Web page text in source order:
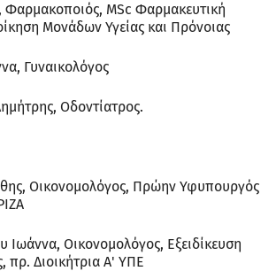
Φαρμακοποιός, MSc Φαρμακευτική
Μονάδων Υγείας και Πρόνοιας
Γυναικολόγος
Οδοντίατρος.
Οικονομολόγος, Πρώην Υφυπουργός
Ιωάννα, Οικονομολόγος, Εξειδίκευση
πρ. Διοικήτρια Α' ΥΠΕ